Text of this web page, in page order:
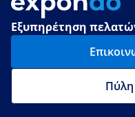
Εξυπηρέτηση